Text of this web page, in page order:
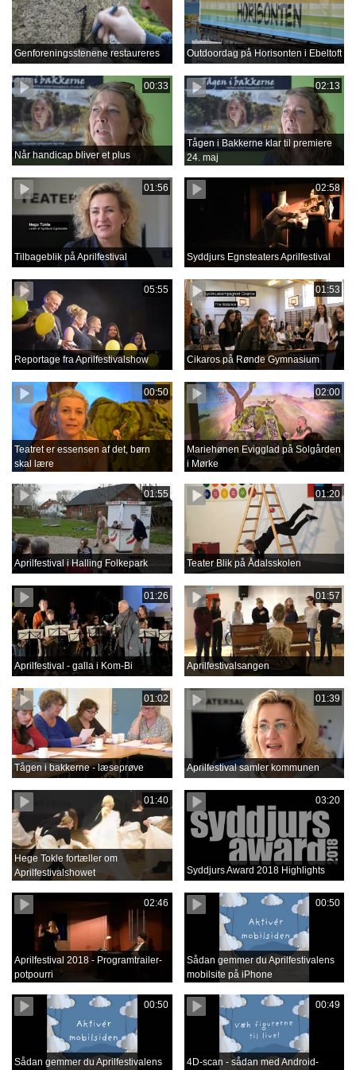
Genforeningsstenene restaureres Outdoordag på Horisonten i Ebeltoft
00:33
Når handicap bliver et plus
02:13
Tågen i Bakkerne klar til premiere
24. maj
01:56
Tilbageblik på Aprilfestival
02:58
Syddjurs Egnsteaters Aprilfestival
05:55
Reportage fra Aprilfestivalshow
01:53
Cikaros på Rønde Gymnasium
00:50
Teatret er essensen af det, børn
skal lære
02:00
Mariehønen Evigglad på Solgården
i Mørke
01:55
Aprilfestival i Halling Folkepark
01:20
Teater Blik på Ådalsskolen
01:26
Aprilfestival - galla i Kom-Bi
01:57
Aprilfestivalsangen
01:02
Tågen i bakkerne - læseprøve
01:39
Aprilfestival samler kommunen
01:40
Hege Tokle fortæller om
Aprilfestivalshowet
03:20
Syddjurs Award 2018 Highlights
02:46
Aprilfestival 2018 - Programtrailer-
potpourri
00:50
Sådan gemmer du Aprilfestivalens
mobilsite på iPhone
00:50
Sådan gemmer du Aprilfestivalens
00:49
4D-scan - sådan med Android-